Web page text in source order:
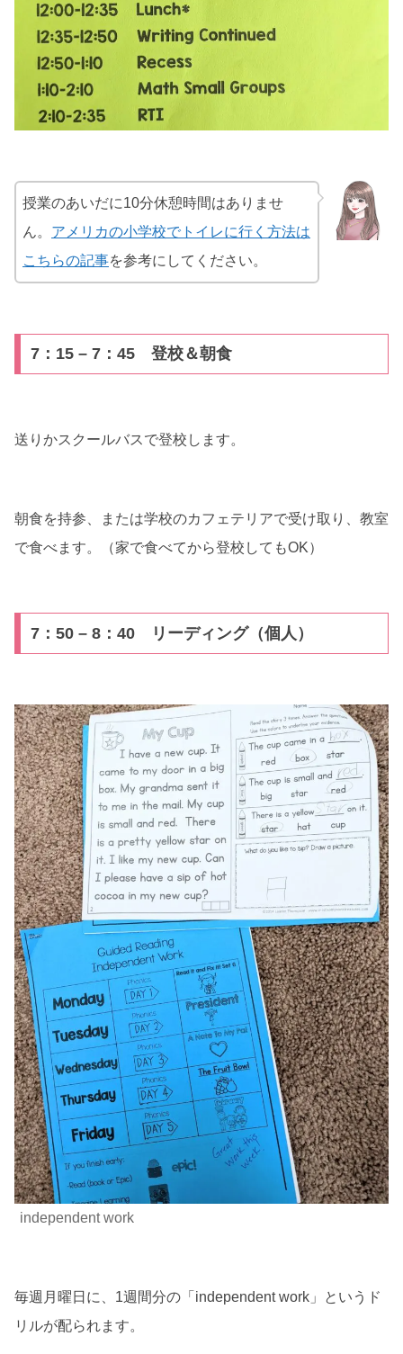
授業のあいだに10分休憩時間はありませ
ん。 アメリカの小学校でトイレに行く方法は
こちらの記事を参考にしてください。
7：15 – 7：45 登校＆朝食
送りかスクールバスで登校します。
朝食を持参、または学校のカフェテリアで受け取り、教室
で食べます。（家で食べてから登校してもOK）
7：50 – 8：40 リーディング（個人）
independent work
毎週月曜日に、1週間分の「independent work」というド
リルが配られます。